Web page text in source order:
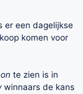
er een dagelijkse
komen voor
te zien is in
winnaars de kans